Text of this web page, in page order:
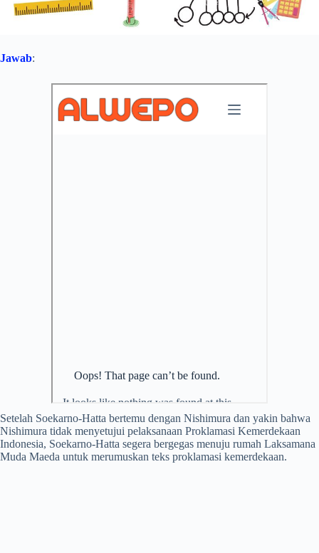
Jawab:
Setelah Soekarno-Hatta bertemu dengan Nishimura dan yakin bahwa
Nishimura tidak menyetujui pelaksanaan Proklamasi Kemerdekaan
Indonesia, Soekarno-Hatta segera bergegas menuju rumah Laksamana
Muda Maeda untuk merumuskan teks proklamasi kemerdekaan.